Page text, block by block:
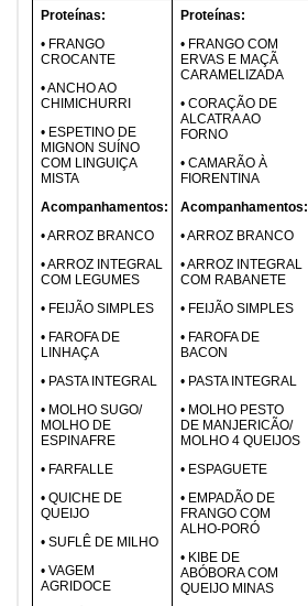
Proteínas:
• FRANGO
CROCANTE
• ANCHO AO
CHIMICHURRI
• ESPETINO DE
MIGNON SUÍNO
COM LINGUIÇA
MISTA
Acompanhamentos:
• ARROZ BRANCO
• ARROZ INTEGRAL
COM LEGUMES
• FEIJÃO SIMPLES
• FAROFA DE
LINHAÇA
• PASTA INTEGRAL
• MOLHO SUGO/
MOLHO DE
ESPINAFRE
• FARFALLE
• QUICHE DE
QUEIJO
• SUFLÊ DE MILHO
• VAGEM
AGRIDOCE
Proteínas:
• FRANGO COM
ERVAS E MAÇÃ
CARAMELIZADA
• CORAÇÃO DE
ALCATRA AO
FORNO
• CAMARÃO À
FIORENTINA
Acompanhamentos:
• ARROZ BRANCO
• ARROZ INTEGRAL
COM RABANETE
• FEIJÃO SIMPLES
• FAROFA DE
BACON
• PASTA INTEGRAL
• MOLHO PESTO
DE MANJERICÃO/
MOLHO 4 QUEIJOS
• ESPAGUETE
• EMPADÃO DE
FRANGO COM
ALHO-PORÓ
• KIBE DE
ABÓBORA COM
QUEIJO MINAS